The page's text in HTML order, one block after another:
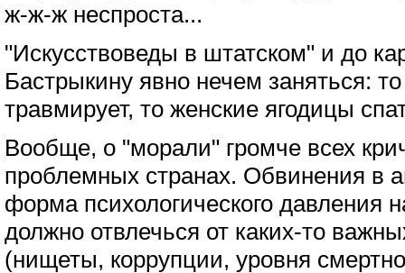
ж-ж-ж неспроста...
"Искусствоведы в штатском" и до
Бастрыкину явно нечем заняться:
травмирует, то женские ягодицы
Вообще, о "морали" громче всех
проблемных странах. Обвинения в
форма психологического давления
должно отвлечься от каких-то
(нищеты, коррупции, уровня